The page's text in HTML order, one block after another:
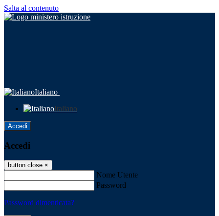
Salta al contenuto
Italiano
Italiano
Accedi
Accedi
button close ×
Nome Utente
Password
Password dimenticata?